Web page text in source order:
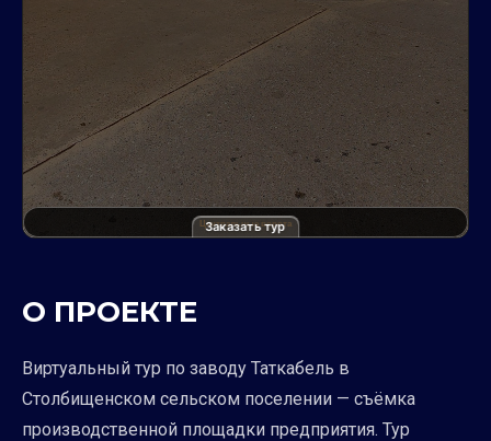
Заказать тур
О ПРОЕКТЕ
Виртуальный тур по заводу Таткабель в
Столбищенском сельском поселении — съёмка
производственной площадки предприятия. Тур